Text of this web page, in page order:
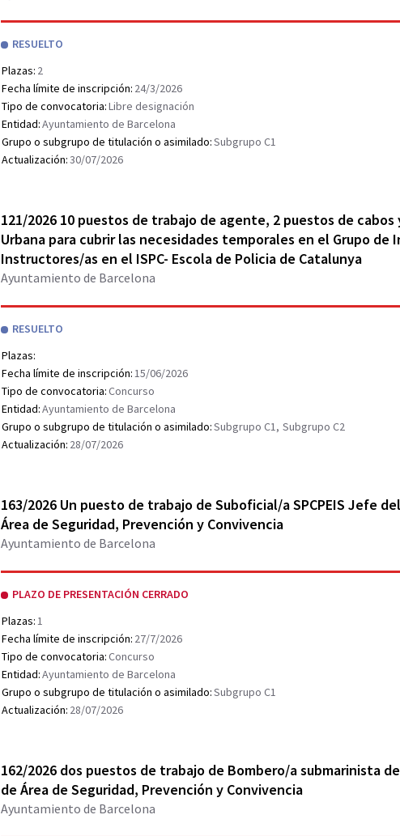
RESUELTO
Plazas: 2
Fecha límite de inscripción: 24/3/2026
Tipo de convocatoria:Libre designación
Entidad:Ayuntamiento de Barcelona
Grupo o subgrupo de titulación o asimilado:Subgrupo C1
Actualización:30/07/2026
Obrir document PDF
121/2026 10 puestos de trabajo de agente, 2 puestos de
Urbana para cubrir las necesidades temporales en el Grupo de
Instructores/as en el ISPC- Escola de Policia de Catalunya
Ayuntamiento de Barcelona
RESUELTO
Plazas:
Fecha límite de inscripción:15/06/2026
Tipo de convocatoria:Concurso
Entidad:Ayuntamiento de Barcelona
Grupo o subgrupo de titulación o asimilado:Subgrupo C1, Subgrupo C2
Actualización: 28/07/2026
Obrir document PDF
163/2026 Un puesto de trabajo de Suboficial/a SPCPEIS Jefe
Área de Seguridad, Prevención y Convivencia
Ayuntamiento de Barcelona
PLAZO DE PRESENTACIÓN CERRADO
Plazas:1
Fecha límite de inscripción: 27/7/2026
Tipo de convocatoria:Concurso
Entidad:Ayuntamiento de Barcelona
Grupo o subgrupo de titulación o asimilado:Subgrupo C1
Actualización: 28/07/2026
Obrir document PDF
162/2026 dos puestos de trabajo de Bombero/a submarinista
de Área de Seguridad, Prevención y Convivencia
Ayuntamiento de Barcelona